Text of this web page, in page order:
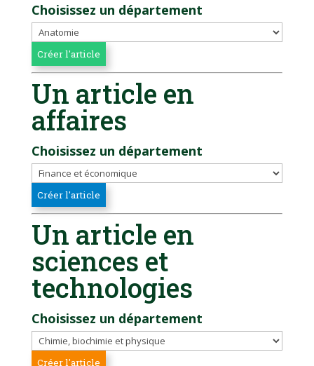
Choisissez un département
Un article en
affaires
Choisissez un département
Un article en
sciences et
technologies
Choisissez un département